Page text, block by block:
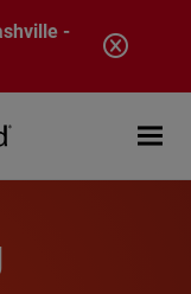
-
Open